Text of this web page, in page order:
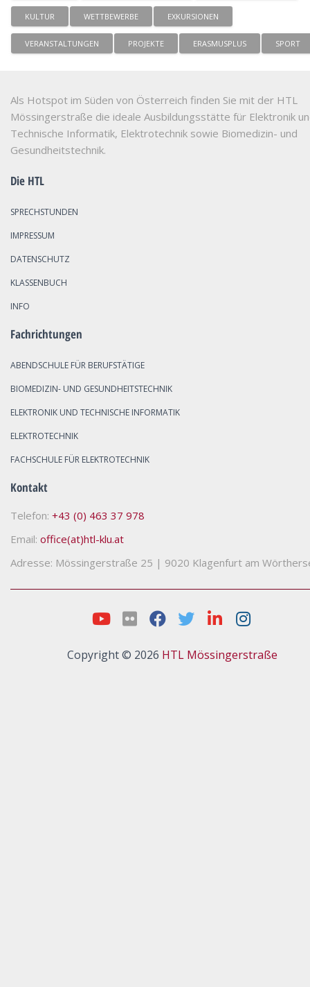
KULTUR WETTBEWERBE EXKURSIONEN
VERANSTALTUNGEN PROJEKTE ERASMUSPLUS SPORT
Als Hotspot im Süden von Österreich finden Sie mit der HTL
Mössingerstraße die ideale Ausbildungsstätte für Elektronik
Technische Informatik, Elektrotechnik sowie Biomedizin- und
Gesundheitstechnik.
Die HTL
SPRECHSTUNDEN
IMPRESSUM
DATENSCHUTZ
KLASSENBUCH
INFO
Fachrichtungen
ABENDSCHULE FÜR BERUFSTÄTIGE
BIOMEDIZIN- UND GESUNDHEITSTECHNIK
ELEKTRONIK UND TECHNISCHE INFORMATIK
ELEKTROTECHNIK
FACHSCHULE FÜR ELEKTROTECHNIK
Kontakt
Telefon: +43 (0) 463 37 978
Email: office(at)htl-klu.at
Adresse: Mössingerstraße 25 | 9020 Klagenfurt am
Copyright © 2026 HTL Mössingerstraße